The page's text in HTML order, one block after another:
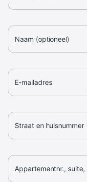
Naam (optioneel)
E-mailadres
Straat en huisnummer
Appartementnr.,